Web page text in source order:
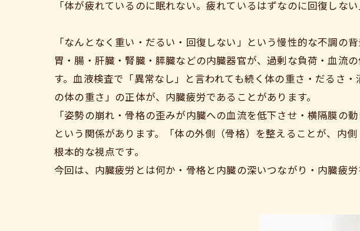
「体が疲れているのに眠れない。疲れているはずなのに回復しない
「なんとなく重い・だるい・回復しない」という慢性的な不調の
胃・腸・肝臓・腎臓・膵臓などの内臓器官が、過剰な負荷・血流
す。血液検査で「異常なし」と言われても続く体の重さ・だるさ
の体の重さ」の正体が、内臓疲労であることがあります。
「姿勢の崩れ・骨格の歪みが内臓への血流を低下させ・横隔膜の
という関係があります。「体の外側（骨格）を整えることが、内
根本的な視点です。
今回は、内臓疲労とは何か・骨格と内臓の深いつながり・内臓疲